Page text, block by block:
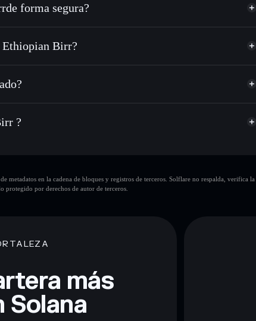
ETB a lo largo del tiempo
públicamente las carteras usando el agregador de privacidad
cartera sin custodia donde tú controla tus claves privadas
forma segura?
cartera sin custodia Solflare
Ethiopian Birr?
Birr
?
metadatos en la cadena de bloques y registros de terceros. Solflare no respalda, verifica la
protegido por derechos de autor de terceros.
más
Solana